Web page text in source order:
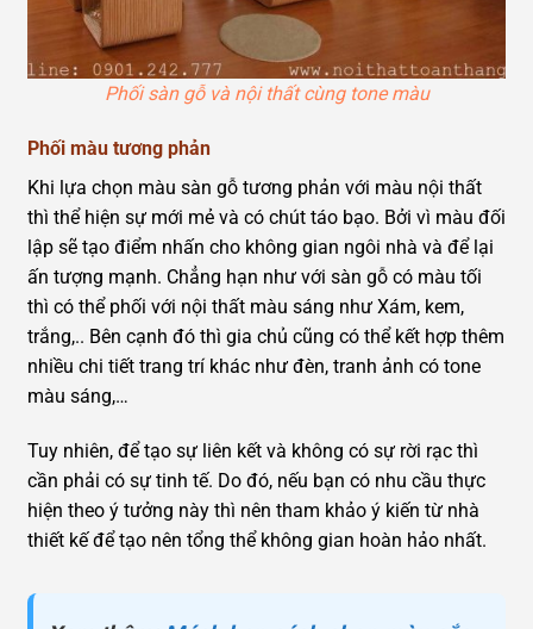
Phối sàn gỗ và nội thất cùng tone màu
Phối màu tương phản
Khi lựa chọn màu sàn gỗ tương phản với màu nội thất
thì thể hiện sự mới mẻ và có chút táo bạo. Bởi vì màu đối
lập sẽ tạo điểm nhấn cho không gian ngôi nhà và để lại
ấn tượng mạnh. Chẳng hạn như với sàn gỗ có màu tối
thì có thể phối với nội thất màu sáng như Xám, kem,
trắng,.. Bên cạnh đó thì gia chủ cũng có thể kết hợp thêm
nhiều chi tiết trang trí khác như đèn, tranh ảnh có tone
màu sáng,…
Tuy nhiên, để tạo sự liên kết và không có sự rời rạc thì
cần phải có sự tinh tế. Do đó, nếu bạn có nhu cầu thực
hiện theo ý tưởng này thì nên tham khảo ý kiến từ nhà
thiết kế để tạo nên tổng thể không gian hoàn hảo nhất.